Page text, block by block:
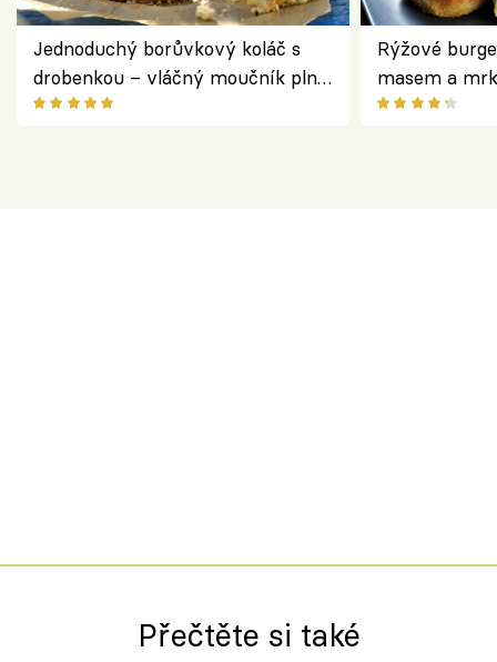
Jednoduchý borůvkový koláč s
drobenkou – vláčný moučník plný
ovoce
Rýžové
masem a
salátem –
Přečtěte si také